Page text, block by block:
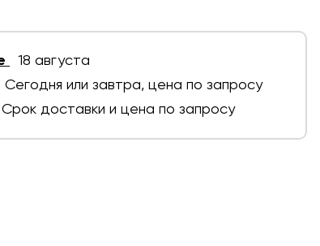
18 августа
Сегодня или завтра, цена по запросу
Срок доставки и цена по запросу